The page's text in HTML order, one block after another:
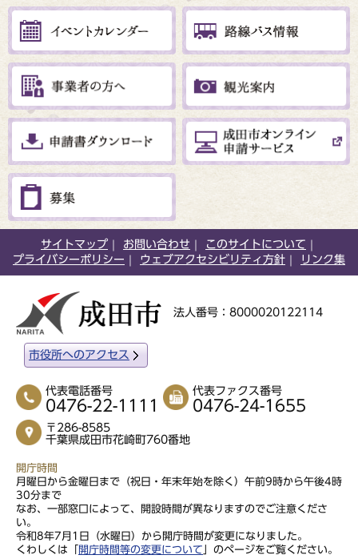
サイトマップ お問い合わせ
このサイトについて
プライバシーポリシー
ウェブアクセシビリティ方針 リンク集
法人番号：8000020122114
市役所へのアクセス
代表電話番号
0476-22-1111
代表ファクス番号
0476-24-1655
〒286-8585
千葉県成田市花崎町760番地
開庁時間
月曜日から金曜日まで（祝日・年末年始を除く）午前9時から午後4時
30分まで
なお、一部窓口によって、開設時間が異なりますのでご注意くださ
い。
令和8年7月1日（水曜日）から開庁時間が変更になりました。
くわしくは「
開庁時間等の変更について 」のページをご覧ください。